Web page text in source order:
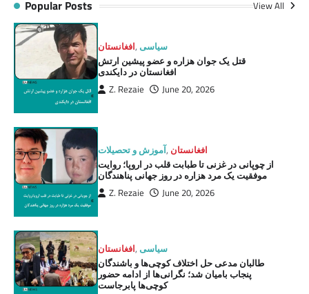
Popular Posts View All
افغانستان,سیاسی
قتل یک جوان هزاره و عضو پیشین ارتش
افغانستان در دایکندی
Z. Rezaie June 20, 2026
آموزش و تحصیلات, افغانستان
از چوپانی در غزنی تا طبابت قلب در اروپا؛ روایت
موفقیت یک مرد هزاره در روز جهانی پناهندگان
Z. Rezaie June 20, 2026
افغانستان,سیاسی
طالبان مدعی حل اختلاف کوچی‌ها و باشندگان
پنجاب بامیان شد؛ نگرانی‌ها از ادامه حضور
کوچی‌ها پابرجاست